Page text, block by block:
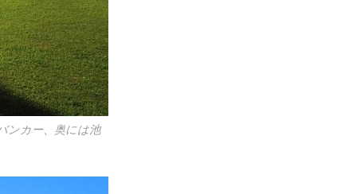
ンカー、奥には池